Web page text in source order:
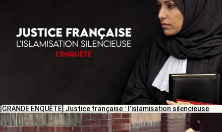
[GRANDE ENQUÊTE] Justice française : l’islamisation silencieuse